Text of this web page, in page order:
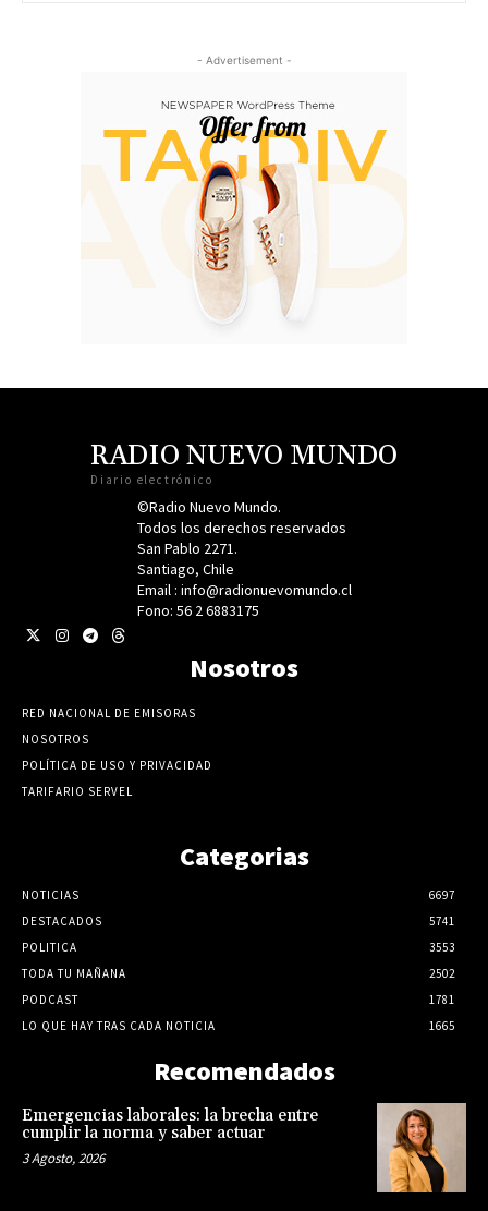
- Advertisement -
RADIO NUEVO MUNDO
Diario electrónico
©Radio Nuevo Mundo.
Todos los derechos reservados
San Pablo 2271.
Santiago, Chile
Email : info@radionuevomundo.cl
Fono: 56 2 6883175
Nosotros
RED NACIONAL DE EMISORAS
NOSOTROS
POLÍTICA DE USO Y PRIVACIDAD
TARIFARIO SERVEL
Categorias
NOTICIAS
6697
DESTACADOS
5741
POLITICA
3553
TODA TU MAÑANA
2502
PODCAST
1781
LO QUE HAY TRAS CADA NOTICIA
1665
Recomendados
Emergencias laborales: la brecha entre
cumplir la norma y saber actuar
3 Agosto, 2026